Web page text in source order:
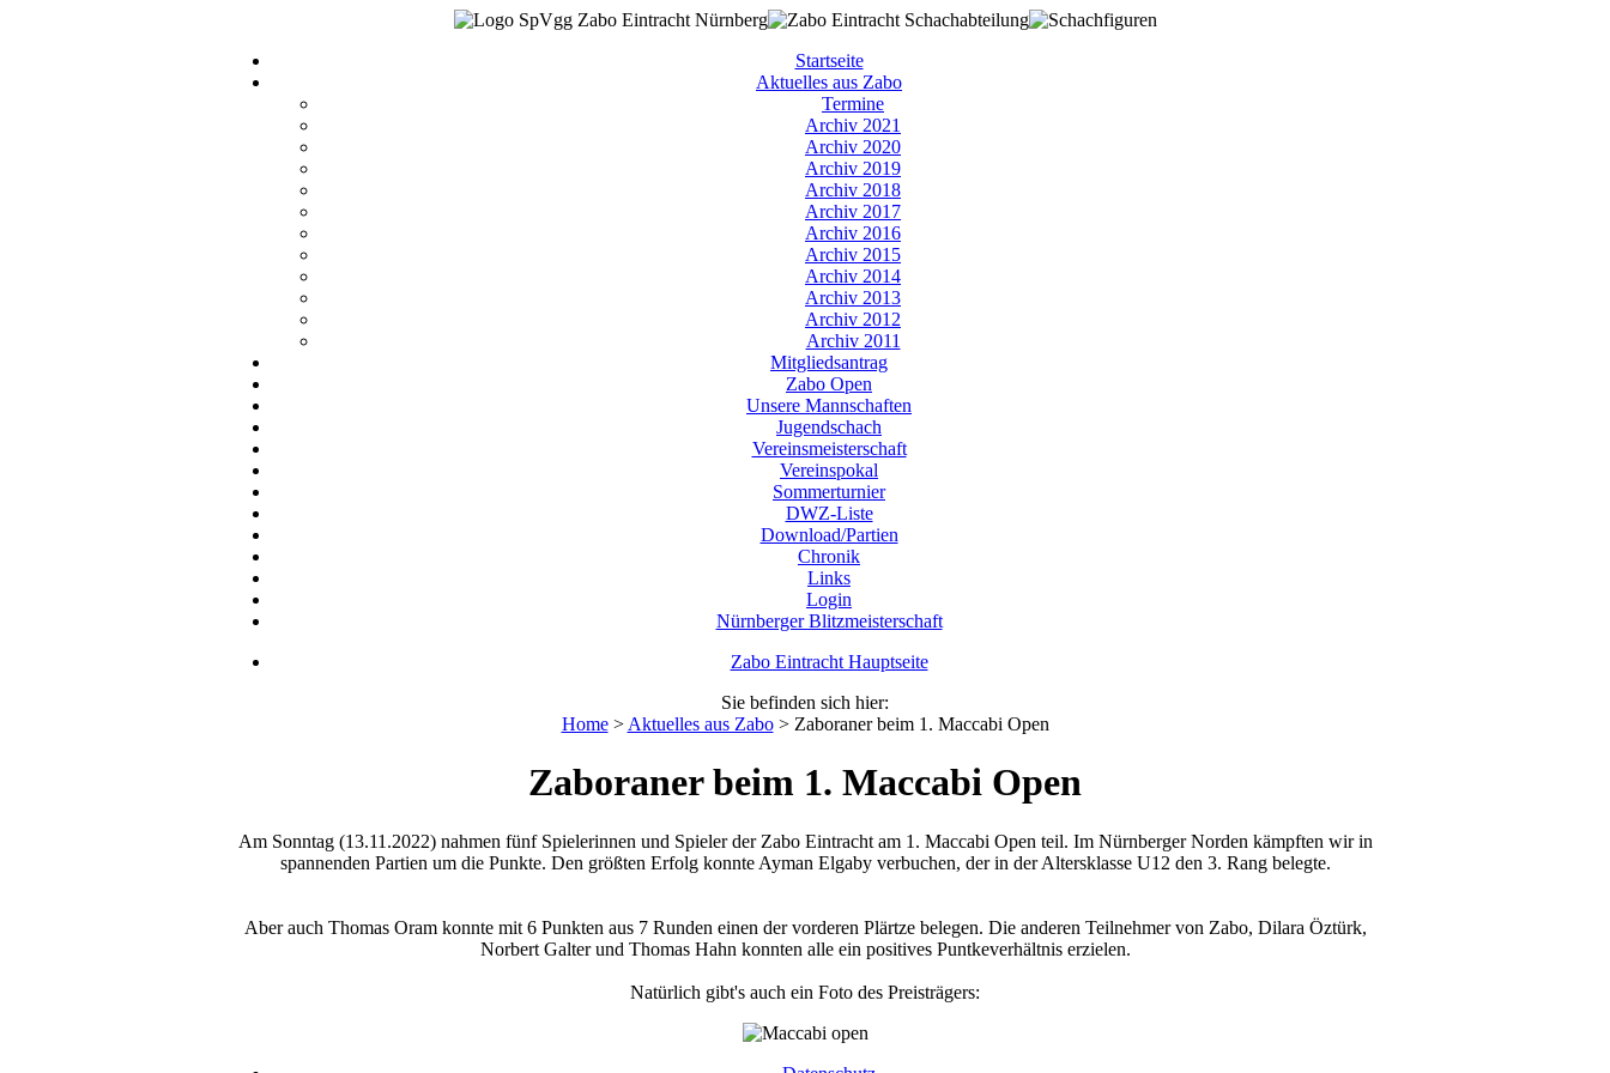
Startseite
Aktuelles aus Zabo
Termine
Archiv 2021
Archiv 2020
Archiv 2019
Archiv 2018
Archiv 2017
Archiv 2016
Archiv 2015
Archiv 2014
Archiv 2013
Archiv 2012
Archiv 2011
Mitgliedsantrag
Zabo Open
Unsere Mannschaften
Jugendschach
Vereinsmeisterschaft
Vereinspokal
Sommerturnier
DWZ-Liste
Download/Partien
Chronik
Links
Login
Nürnberger Blitzmeisterschaft
Zabo Eintracht Hauptseite
Sie befinden sich hier:
Home> Aktuelles aus Zabo> Zaboraner beim 1. Maccabi Open
Zaboraner beim 1. Maccabi Open
Am Sonntag (13.11.2022) nahmen fünf Spielerinnen und Spieler der Zabo Eintracht am 1. Maccabi Open teil. Im Nürnberger Norden kämpften wir in
spannenden Partien um die Punkte. Den größten Erfolg konnte Ayman Elgaby verbuchen, der in der Altersklasse U12 den 3. Rang belegte.
Aber auch Thomas Oram konnte mit 6 Punkten aus 7 Runden einen der vorderen Plärtze belegen. Die anderen Teilnehmer von Zabo, Dilara Öztürk,
Norbert Galter und Thomas Hahn konnten alle ein positives Puntkeverhältnis erzielen.
Natürlich gibt's auch ein Foto des Preisträgers: